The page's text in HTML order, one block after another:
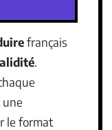
français
.
une
le format